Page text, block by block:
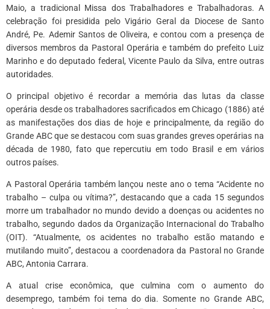
Maio, a tradicional Missa dos Trabalhadores e Trabalhadoras. A
celebração foi presidida pelo Vigário Geral da Diocese de Santo
André, Pe. Ademir Santos de Oliveira, e contou com a presença de
diversos membros da Pastoral Operária e também do prefeito Luiz
Marinho e do deputado federal, Vicente Paulo da Silva, entre outras
autoridades.
O principal objetivo é recordar a memória das lutas da classe
operária desde os trabalhadores sacrificados em Chicago (1886) até
as manifestações dos dias de hoje e principalmente, da região do
Grande ABC que se destacou com suas grandes greves operárias na
década de 1980, fato que repercutiu em todo Brasil e em vários
outros países.
A Pastoral Operária também lançou neste ano o tema “Acidente no
trabalho – culpa ou vítima?”, destacando que a cada 15 segundos
morre um trabalhador no mundo devido a doenças ou acidentes no
trabalho, segundo dados da Organização Internacional do Trabalho
(OIT). “Atualmente, os acidentes no trabalho estão matando e
mutilando muito”, destacou a coordenadora da Pastoral no Grande
ABC, Antonia Carrara.
A atual crise econômica, que culmina com o aumento do
desemprego, também foi tema do dia. Somente no Grande ABC,